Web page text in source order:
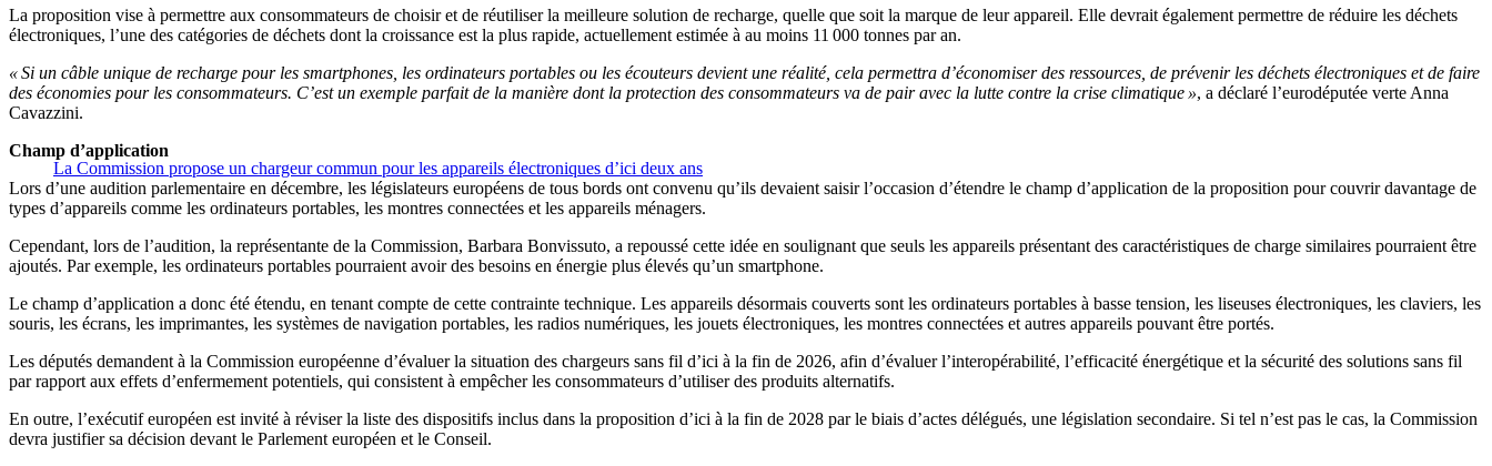
La proposition vise à permettre aux consommateurs de choisir et de réutiliser la meilleure solution de recharge, quelle que soit la marque de leur appareil. Elle devrait également permettre de réduire les déchets
électroniques, l’une des catégories de déchets dont la croissance est la plus rapide, actuellement estimée à au moins 11 000 tonnes par an.
« Si un câble unique de recharge pour les smartphones, les ordinateurs portables ou les écouteurs devient une réalité, cela permettra d’économiser des ressources, de prévenir les déchets électroniques et de faire
des économies pour les consommateurs. C’est un exemple parfait de la manière dont la protection des consommateurs va de pair avec la lutte contre la crise climatique », a déclaré l’eurodéputée verte Anna
Cavazzini.
La Commission propose un chargeur commun pour les appareils électroniques d’ici deux ans
Champ d’application
Lors d’une audition parlementaire en décembre, les législateurs européens de tous bords ont convenu qu’ils devaient saisir l’occasion d’étendre le champ d’application de la proposition pour couvrir davantage de
types d’appareils comme les ordinateurs portables, les montres connectées et les appareils ménagers.
Cependant, lors de l’audition, la représentante de la Commission, Barbara Bonvissuto, a repoussé cette idée en soulignant que seuls les appareils présentant des caractéristiques de charge similaires pourraient être
ajoutés. Par exemple, les ordinateurs portables pourraient avoir des besoins en énergie plus élevés qu’un smartphone.
Le champ d’application a donc été étendu, en tenant compte de cette contrainte technique. Les appareils désormais couverts sont les ordinateurs portables à basse tension, les liseuses électroniques, les claviers, les
souris, les écrans, les imprimantes, les systèmes de navigation portables, les radios numériques, les jouets électroniques, les montres connectées et autres appareils pouvant être portés.
Les députés demandent à la Commission européenne d’évaluer la situation des chargeurs sans fil d’ici à la fin de 2026, afin d’évaluer l’interopérabilité, l’efficacité énergétique et la sécurité des solutions sans fil
par rapport aux effets d’enfermement potentiels, qui consistent à empêcher les consommateurs d’utiliser des produits alternatifs.
En outre, l’exécutif européen est invité à réviser la liste des dispositifs inclus dans la proposition d’ici à la fin de 2028 par le biais d’actes délégués, une législation secondaire. Si tel n’est pas le cas, la Commission
devra justifier sa décision devant le Parlement européen et le Conseil.